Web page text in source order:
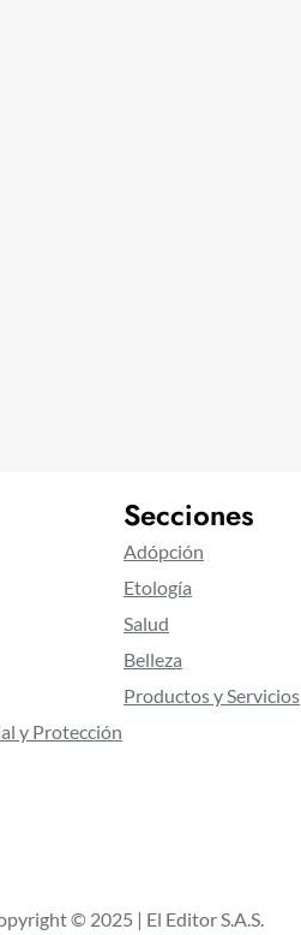
y Protección
Secciones
Adópción
Etología
Salud
Belleza
Productos y Servicios
© 2025 | El Editor S.A.S.